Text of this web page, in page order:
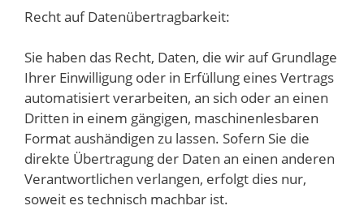
Recht auf Datenübertragbarkeit:
Sie haben das Recht, Daten, die wir auf Grundlage
Ihrer Einwilligung oder in Erfüllung eines Vertrags
automatisiert verarbeiten, an sich oder an einen
Dritten in einem gängigen, maschinenlesbaren
Format aushändigen zu lassen. Sofern Sie die
direkte Übertragung der Daten an einen anderen
Verantwortlichen verlangen, erfolgt dies nur,
soweit es technisch machbar ist.